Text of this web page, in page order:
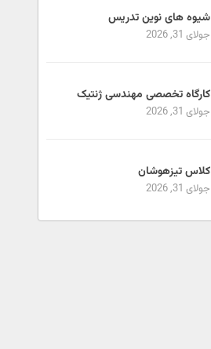
شیوه های نوین تدریس
جولای 31, 2026
کارگاه تخصصی مهندسی ژنتیک
جولای 31, 2026
کلاس تیزهوشان
جولای 31, 2026